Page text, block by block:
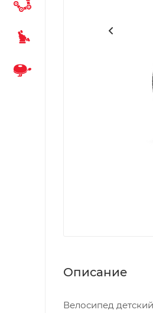
Описание
Велосипед